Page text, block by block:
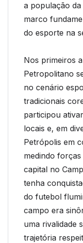
a população
marco
do esporte na
Nos primeiros
Petropolitano
no cenário
tradicionais
participou
locais e, em
Petrópolis em
medindo
capital no
tenha
do futebol
campo era
uma rivalidade
trajetória